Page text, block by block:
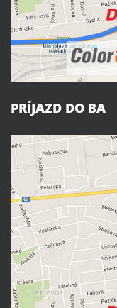
PRÍJAZD DO BA